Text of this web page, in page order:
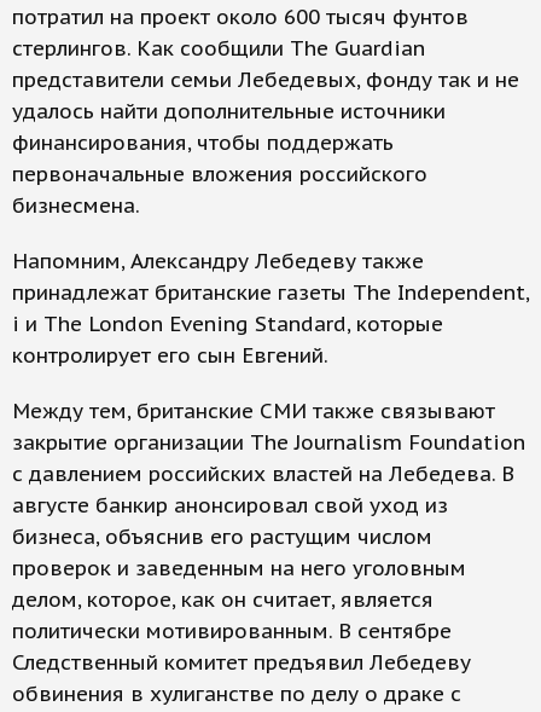
потратил на проект около 600 тысяч фунтов
стерлингов. Как сообщили The Guardian
представители семьи Лебедевых, фонду так и не
удалось найти дополнительные источники
финансирования, чтобы поддержать
первоначальные вложения российского
бизнесмена.
Напомним, Александру Лебедеву также
принадлежат британские газеты The Independent,
i и The London Evening Standard, которые
контролирует его сын Евгений.
Между тем, британские СМИ также связывают
закрытие организации The Journalism Foundation
с давлением российских властей на Лебедева. В
августе банкир анонсировал свой уход из
бизнеса, объяснив его растущим числом
проверок и заведенным на него уголовным
делом, которое, как он считает, является
политически мотивированным. В сентябре
Следственный комитет предъявил Лебедеву
обвинения в хулиганстве по делу о драке с